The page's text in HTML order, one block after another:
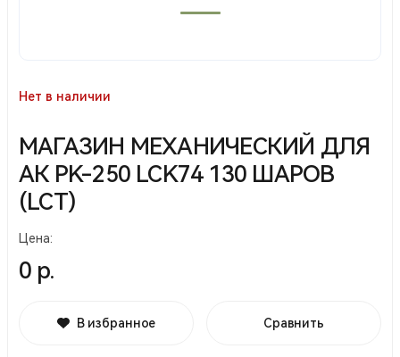
Нет в наличии
МАГАЗИН МЕХАНИЧЕСКИЙ ДЛЯ
АК PK-250 LCK74 130 ШАРОВ
(LCT)
Цена:
0 р.
В избранное Сравнить